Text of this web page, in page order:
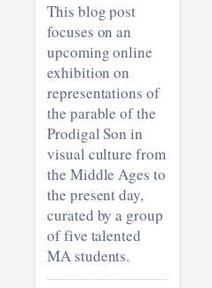
This blog post
focuses on an
upcoming online
exhibition on
representations of
the parable of the
Prodigal Son in
visual culture from
the Middle Ages to
the present day,
curated by a group
of five talented
MA students.